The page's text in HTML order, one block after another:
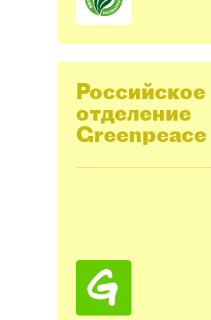
Российское
отделение
Greenpeace